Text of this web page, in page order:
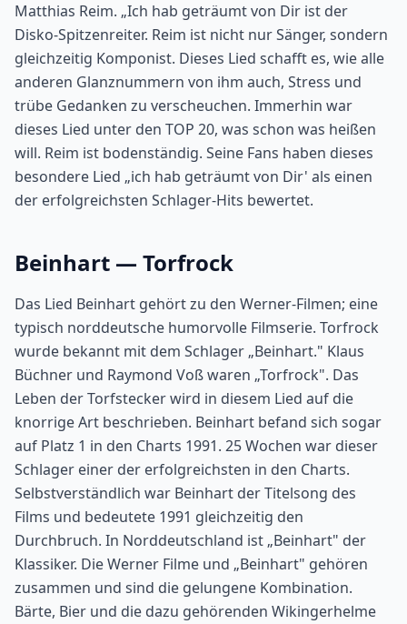
Matthias Reim. „Ich hab geträumt von Dir ist der
Disko-Spitzenreiter. Reim ist nicht nur Sänger, sondern
gleichzeitig Komponist. Dieses Lied schafft es, wie alle
anderen Glanznummern von ihm auch, Stress und
trübe Gedanken zu verscheuchen. Immerhin war
dieses Lied unter den TOP 20, was schon was heißen
will. Reim ist bodenständig. Seine Fans haben dieses
besondere Lied „ich hab geträumt von Dir' als einen
der erfolgreichsten Schlager-Hits bewertet.
Beinhart — Torfrock
Das Lied Beinhart gehört zu den Werner-Filmen; eine
typisch norddeutsche humorvolle Filmserie. Torfrock
wurde bekannt mit dem Schlager „Beinhart." Klaus
Büchner und Raymond Voß waren „Torfrock". Das
Leben der Torfstecker wird in diesem Lied auf die
knorrige Art beschrieben. Beinhart befand sich sogar
auf Platz 1 in den Charts 1991. 25 Wochen war dieser
Schlager einer der erfolgreichsten in den Charts.
Selbstverständlich war Beinhart der Titelsong des
Films und bedeutete 1991 gleichzeitig den
Durchbruch. In Norddeutschland ist „Beinhart" der
Klassiker. Die Werner Filme und „Beinhart" gehören
zusammen und sind die gelungene Kombination.
Bärte, Bier und die dazu gehörenden Wikingerhelme